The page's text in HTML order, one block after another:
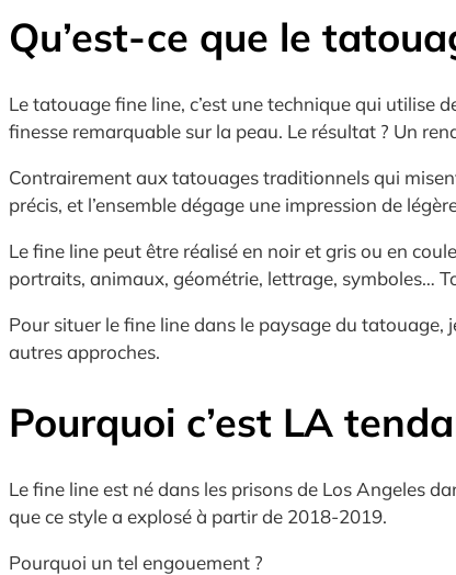
Qu’est-ce que le
Le tatouage fine line, c’est une technique qui utilise
finesse remarquable sur la peau. Le résultat ? Un
Contrairement aux tatouages traditionnels qui
précis, et l’ensemble dégage une impression de
Le fine line peut être réalisé en noir et gris ou en
portraits, animaux, géométrie, lettrage, symboles…
Pour situer le fine line dans le paysage du tatouage,
autres approches.
Pourquoi c’est LA
Le fine line est né dans les prisons de Los Angeles
que ce style a explosé à partir de 2018-2019.
Pourquoi un tel engouement ?